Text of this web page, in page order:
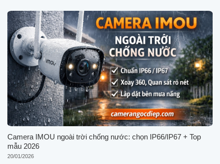
Camera IMOU ngoài trời chống nước: chọn IP66/IP67 + Top
mẫu 2026
20/01/2026